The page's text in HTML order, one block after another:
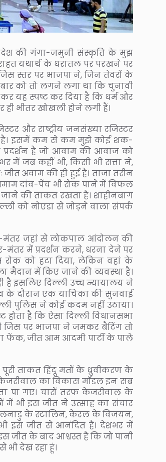
देश की गंगा-जमुनी संस्कृति के मुझ
यथार्थ के धरातल पर परखने पर
स्तर पर भाजपा ने, जिन तेवरों के
को तो लगने लगा था कि चुनावी
यह स्पष्ट कर दिया है कि धर्म और
भीतर खोखली होने लगी हैं।
और राष्ट्रीय जनसंख्या रजिस्टर
है। इसमें कम से कम मुझे कोई शक-
प्रदर्शन है जो आवाम की आवाज को
में जब कहीं भी, किसी भी सत्ता ने,
अवाम की ही हुई है। ताजा तरीन
दांव-पेंच भी रोक पाने में विफल
की ताकत रखता है। शाहीनबाग
को नोएडा से जोड़ने वाला संपर्क
मंतर जहां से लोकपाल आंदोलन की
में प्रदर्शन करने, धरना देने पर
रोक को हटा दिया, लेकिन वहां के
मैदान में किए जाने की व्यवस्था है।
है इसलिए दिल्ली उच्च न्यायालय ने
के दौरान एक याचिका की सुनवाई
पुलिस ने कोई कदम नहीं उठाया।
है कि ऐसा दिल्ली विधानसभा
जिस पर भाजपा ने जमकर बैटिंग तो
फेंक, जीत आम आदमी पार्टी के पाले
पूरी ताकत हिंदू मतों के ध्रुवीकरण के
केजरीवाल का विकास मॉडल इन सब
पा गए। चारों तरफ केजरीवाल के
में भी इस जीत ने उत्साह का संचार
के स्टालिन, केरल के विजयन,
इस जीत से आनंदित हैं। देशभर में
जीत के बाद आश्वस्त हैं कि जो पानी
भी देख रहा हूं।